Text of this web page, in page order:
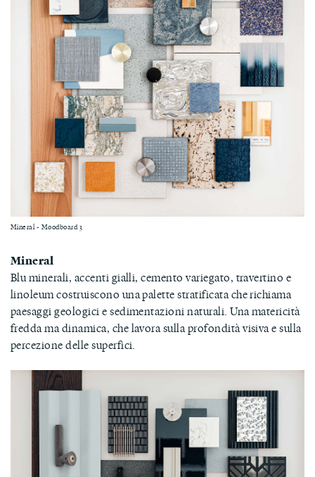
Mineral - Moodboard 3
Mineral
Blu minerali, accenti gialli, cemento variegato, travertino e
linoleum costruiscono una palette stratificata che richiama
paesaggi geologici e sedimentazioni naturali. Una matericità
fredda ma dinamica, che lavora sulla profondità visiva e sulla
percezione delle superfici.